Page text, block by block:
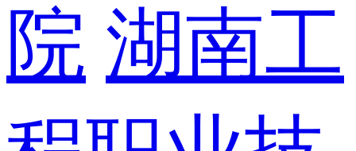
院 湖南工